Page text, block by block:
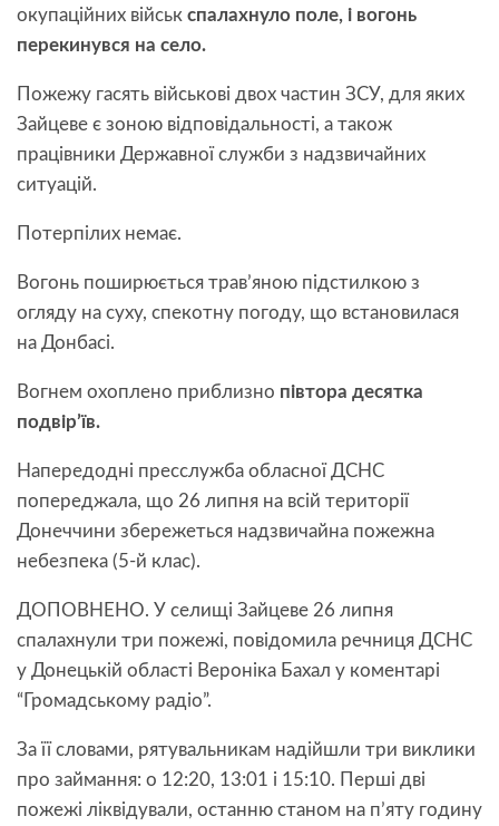
окупаційних військ спалахнуло поле, і вогонь
перекинувся на село.
Пожежу гасять військові двох частин ЗСУ, для яких
Зайцеве є зоною відповідальності, а також
працівники Державної служби з надзвичайних
ситуацій.
Потерпілих немає.
Вогонь поширюється трав’яною підстилкою з
огляду на суху, спекотну погоду, що встановилася
на Донбасі.
Вогнем охоплено приблизно півтора десятка
подвір’їв.
Напередодні пресслужба обласної ДСНС
попереджала, що 26 липня на всій території
Донеччини збережеться надзвичайна пожежна
небезпека (5-й клас).
ДОПОВНЕНО. У селищі Зайцеве 26 липня
спалахнули три пожежі, повідомила речниця ДСНС
у Донецькій області Вероніка Бахал у коментарі
“Громадському радіо”.
За її словами, рятувальникам надійшли три виклики
про займання: о 12:20, 13:01 і 15:10. Перші дві
пожежі ліквідували, останню станом на п’яту годину